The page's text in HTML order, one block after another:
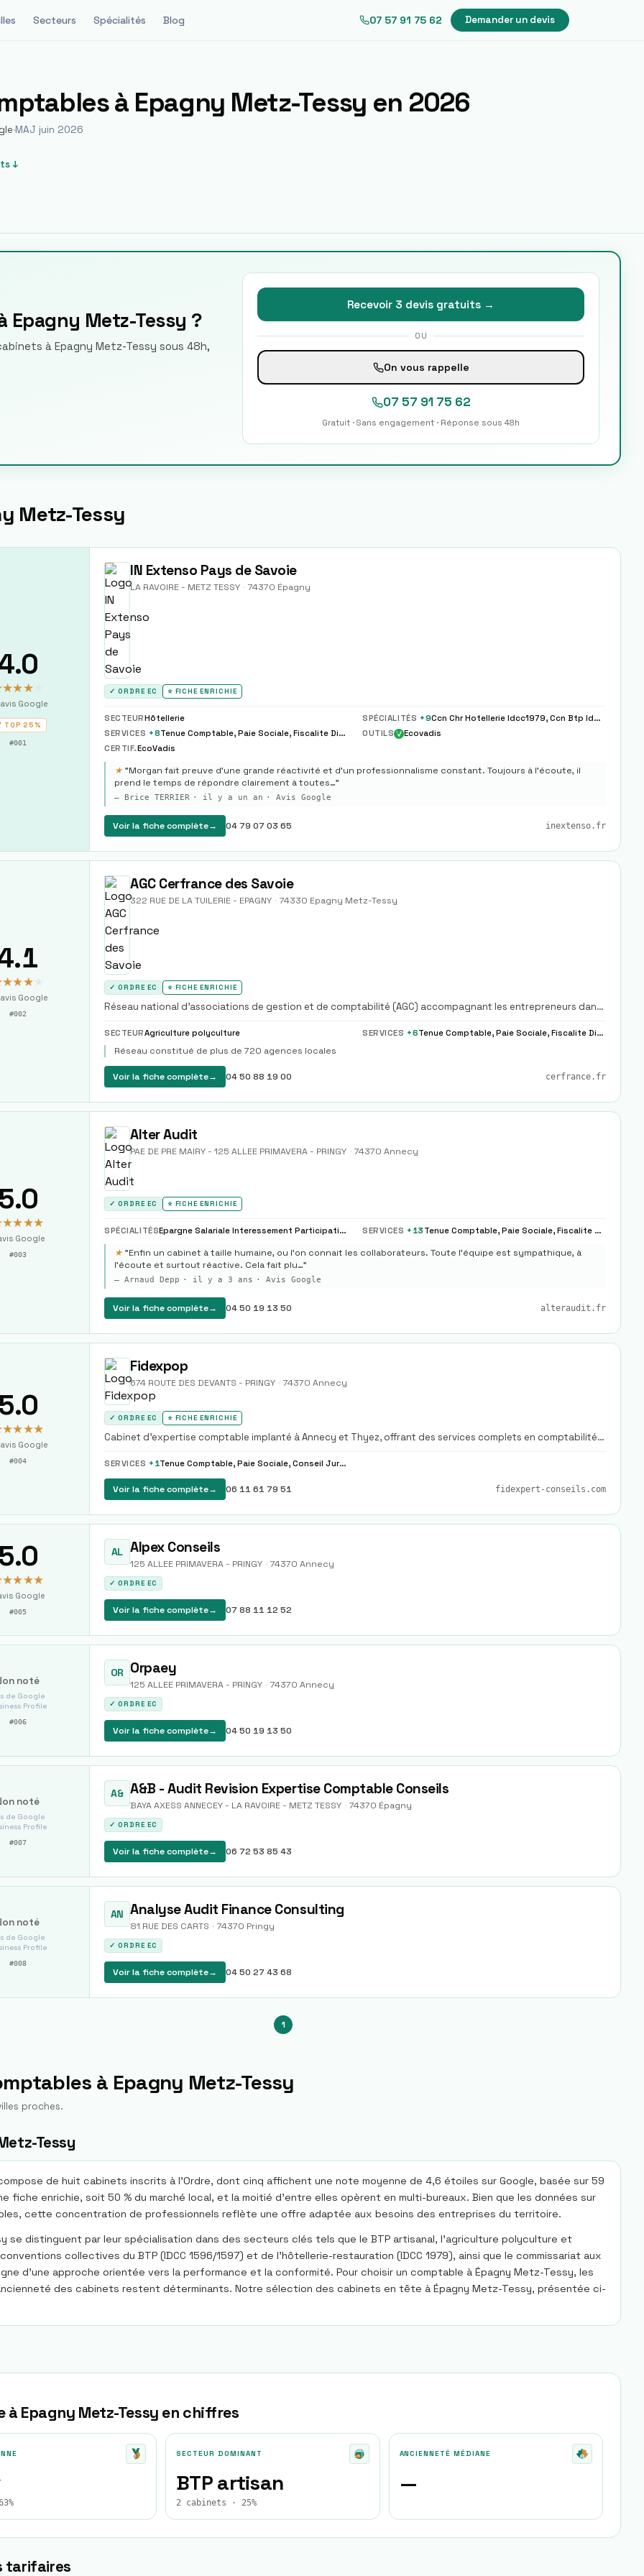
Secteurs Spécialités Blog 07 57 91 75 62 Demander un devis
à Epagny Metz-Tessy en 2026
·MAJ juin 2026
↓
Metz-Tessy ?
à Epagny Metz-Tessy sous 48h,
Recevoir 3 devis gratuits →
OU
On vous rappelle
07 57 91 75 62
Gratuit · Sans engagement · Réponse sous 48h
Metz-Tessy
★
Google
TOP25%
#001
IN Extenso Pays de Savoie
LA RAVOIRE - METZ TESSY · 74370 Épagny
✓ ORDRE EC ⭐ FICHE ENRICHIE
SECTEURHôtellerie SPÉCIALITÉS +9
Ccn Chr Hotellerie Idcc1979, Ccn Btp Idcc1596 1597 Etam
SERVICES +8 Tenue Comptable, Paie Sociale, Fiscalite Dirigeant OUTILS
Ecovadis
CERTIF.EcoVadis
★ "Morgan fait preuve d’une grande réactivité et d’un professionnalisme constant. Toujours à l’écoute, il
prend le temps de répondre clairement à toutes…"
— Brice TERRIER · il y a un an · Avis Google
Voir la fiche complète→ 04 79 07 03 65 inextenso.fr
★
avis Google
#002
AGC Cerfrance des Savoie
322 RUE DE LA TUILERIE - EPAGNY · 74330 Epagny Metz-Tessy
✓ ORDRE EC ⭐ FICHE ENRICHIE
Réseau national d'associations de gestion et de comptabilité (AGC) accompagnant les entrepreneurs dans
tous les secteurs d'activité.
SECTEURAgriculture polyculture SERVICES +6 Tenue Comptable, Paie Sociale, Fiscalite Dirigeant
Réseau constitué de plus de 720 agences locales
Voir la fiche complète→ 04 50 88 19 00 cerfrance.fr
5.0
Google
#003
Alter Audit
PAE DE PRE MAIRY - 125 ALLEE PRIMAVERA - PRINGY · 74370 Annecy
✓ ORDRE EC ⭐ FICHE ENRICHIE
SPÉCIALITÉS Epargne Salariale Interessement Participation, Externalisation Paie Complete Partielle Modele SERVICES + 13 Tenue Comptable, Paie Sociale, Fiscalite Dirigeant
★ "Enfin un cabinet à taille humaine, ou l’on connait les collaborateurs. Toute l'équipe est sympathique, à
l’écoute et surtout réactive. Cela fait plu…"
— Arnaud Depp · il y a 3 ans · Avis Google
Voir la fiche complète→ 04 50 19 13 50 alteraudit.fr
5.0
Google
#004
Fidexpop
674 ROUTE DES DEVANTS - PRINGY · 74370 Annecy
✓ ORDRE EC ⭐ FICHE ENRICHIE
Cabinet d'expertise comptable implanté à Annecy et Thyez, offrant des services complets en comptabilité,
social, juridique et audit.
SERVICES + 1 Tenue Comptable, Paie Sociale, Conseil Juridique
Voir la fiche complète→ 06 11 61 79 51 fidexpert-conseils.com
5.0
Google
#005
AL Alpex Conseils
125 ALLEE PRIMAVERA - PRINGY · 74370 Annecy
✓ ORDRE EC
Voir la fiche complète→ 07 88 11 12 52
noté
de Google
Profile
#006
OR Orpaey
125 ALLEE PRIMAVERA - PRINGY · 74370 Annecy
✓ ORDRE EC
Voir la fiche complète→ 04 50 19 13 50
noté
de Google
Profile
#007
A& A&B - Audit Revision Expertise Comptable Conseils
BAYA AXESS ANNECEY - LA RAVOIRE - METZ TESSY · 74370 Épagny
✓ ORDRE EC
Voir la fiche complète→ 06 72 53 85 43
noté
de Google
Profile
#008
AN Analyse Audit Finance Consulting
81 RUE DES CARTS · 74370 Pringy
✓ ORDRE EC
Voir la fiche complète→ 04 50 27 43 68
1
à Epagny Metz-Tessy
proches.
Tessy
de huit cabinets inscrits à l’Ordre, dont cinq affichent une note moyenne de 4,6 étoiles sur Google, basée sur 59
fiche enrichie, soit 50 % du marché local, et la moitié d’entre elles opèrent en multi-bureaux. Bien que les données sur
cette concentration de professionnels reflète une offre adaptée aux besoins des entreprises du territoire.
se distinguent par leur spécialisation dans des secteurs clés tels que le BTP artisanal, l’agriculture polyculture et
collectives du BTP (IDCC 1596/1597) et de l’hôtellerie-restauration (IDCC 1979), ainsi que le commissariat aux
d’une approche orientée vers la performance et la conformité. Pour choisir un comptable à Épagny Metz-Tessy, les
des cabinets restent déterminants. Notre sélection des cabinets en tête à Épagny Metz-Tessy, présentée ci-
à Epagny Metz-Tessy en chiffres
SECTEUR DOMINANT
BTP artisan
2 cabinets · 25%
ANCIENNETÉ MÉDIANE
—
tarifaires